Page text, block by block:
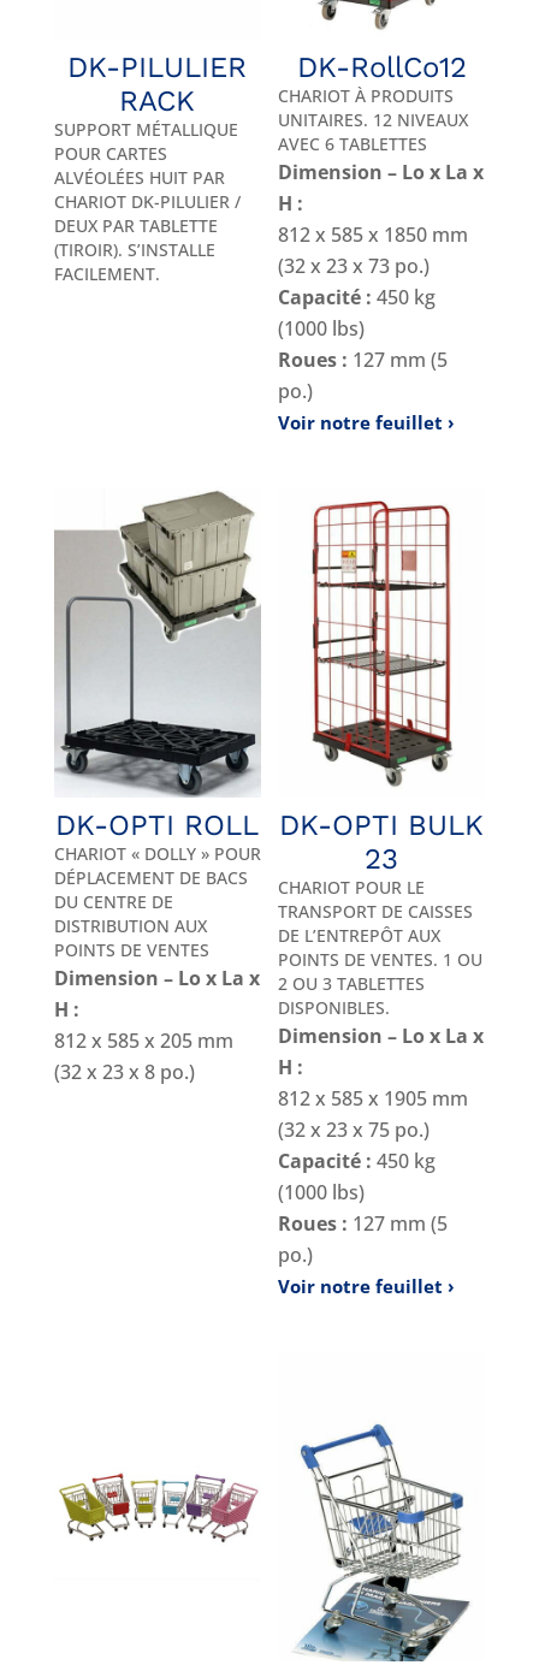
DK-PILULIER
RACK
SUPPORT MÉTALLIQUE
POUR CARTES
ALVÉOLÉES HUIT PAR
CHARIOT DK-PILULIER /
DEUX PAR TABLETTE
(TIROIR). S’INSTALLE
FACILEMENT.
DK-RollCo12
CHARIOT À PRODUITS
UNITAIRES. 12 NIVEAUX
AVEC 6 TABLETTES
Dimension – Lo x La x
H :
812 x 585 x 1850 mm
(32 x 23 x 73 po.)
Capacité : 450 kg
(1000 lbs)
Roues : 127 mm (5
po.)
Voir notre feuillet
DK-OPTI ROLL
CHARIOT « DOLLY » POUR
DÉPLACEMENT DE BACS
DU CENTRE DE
DISTRIBUTION AUX
POINTS DE VENTES
Dimension – Lo x La x
H :
812 x 585 x 205 mm
(32 x 23 x 8 po.)
DK-OPTI BULK
23
CHARIOT POUR LE
TRANSPORT DE CAISSES
DE L’ENTREPÔT AUX
POINTS DE VENTES. 1 OU
2 OU 3 TABLETTES
DISPONIBLES.
Dimension – Lo x La x
H :
812 x 585 x 1905 mm
(32 x 23 x 75 po.)
Capacité : 450 kg
(1000 lbs)
Roues : 127 mm (5
po.)
Voir notre feuillet